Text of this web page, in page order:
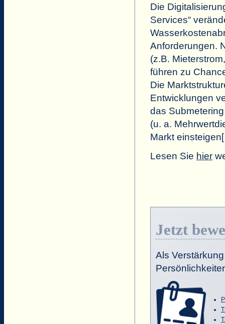
Die
Services“
Anforderungen.
(z.B.
führen zu
Die
Entwicklungen
das
(u. a.
Markt
Lesen Sie hier
Jetzt
Als